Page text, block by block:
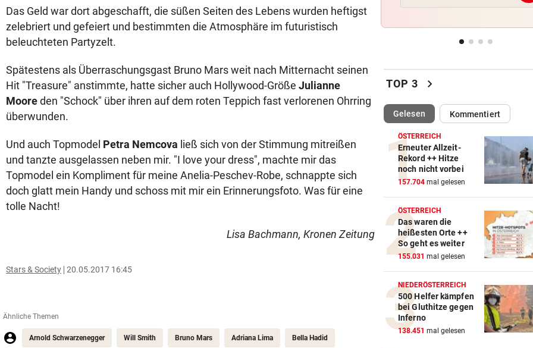
Das Geld war dort abgeschafft, die süßen Seiten des Lebens wurden heftigst
zelebriert und gefeiert und bestimmten die Atmosphäre im futuristisch
beleuchteten Partyzelt.
Spätestens als Überraschungsgast Bruno Mars weit nach Mitternacht seinen
Hit "Treasure" anstimmte, hatte sicher auch Hollywood-Größe Julianne
Mooreden "Schock" über ihren auf dem roten Teppich fast verlorenen Ohrring
überwunden.
Und auch Topmodel Petra Nemcova ließ sich von der Stimmung mitreißen
und tanzte ausgelassen neben mir. "I love your dress", machte mir das
Topmodel ein Kompliment für meine Anelia-Peschev-Robe, schnappte sich
doch glatt mein Handy und schoss mit mir ein Erinnerungsfoto. Was für eine
tolle Nacht!
Lisa Bachmann, Kronen Zeitung
Stars & Society 20.05.2017 16:45
Ähnliche Themen
Arnold Schwarzenegger Will Smith Bruno Mars Adriana Lima Bella Hadid
Treffen Sie die
Bilder an Teenager
OKTOBERFEST 2026
Leni Klum präsentiert eigene
Dirndl-Kollektion
„KRONE“-KOMMENTAR vor
Ein Sieg des Antisemitismus
AUF BURG TAGGENBRUNN vor
„Totale Eskalation“ mit
Star Sascha Huber
WETTLAUF IN EUROPA vor
Wann kommen die
nach Österreich?
MEGA-PROJEKT WACKELT vor
„Im Ausland rollen sie uns
roten Teppich aus“
TOP 3 chevron_right
Gelesen(ausgewählt)Kommentiert
ÖSTERREICH
Erneuter Allzeit-
Rekord ++ Hitze
noch nicht vorbei
157.704 mal gelesen
ÖSTERREICH
Das waren die
heißesten Orte ++
So geht es weiter
155.031 mal gelesen
NIEDERÖSTERREICH
500 Helfer kämpfen
bei Gluthitze gegen
Inferno
138.451 mal gelesen